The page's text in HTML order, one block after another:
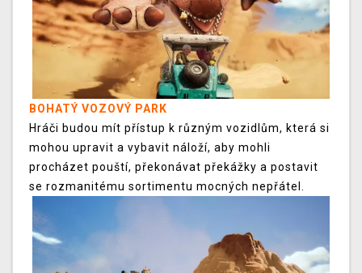
BOHATÝ VOZOVÝ PARK
Hráči budou mít přístup k různým vozidlům, která si
mohou upravit a vybavit náloží, aby mohli
procházet pouští, překonávat překážky a postavit
se rozmanitému sortimentu mocných nepřátel.